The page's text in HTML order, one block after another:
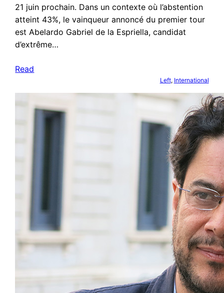
21 juin prochain. Dans un contexte où l’abstention
atteint 43%, le vainqueur annoncé du premier tour
est Abelardo Gabriel de la Espriella, candidat
d’extrême…
Read
Left, International